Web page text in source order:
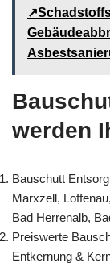
werden
Bauschutt
Marxzell,
Bad Herrenalb,
Preiswerte
Entkernung &